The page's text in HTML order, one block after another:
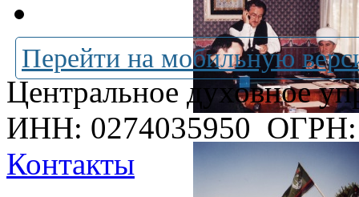
Перейти на мобильную
Центральное духовное
ИНН: 0274035950 ОГРН:
Контакты